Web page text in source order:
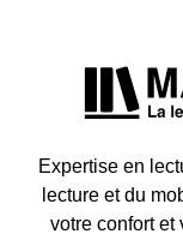
Expertise en
lecture et du
votre confort et